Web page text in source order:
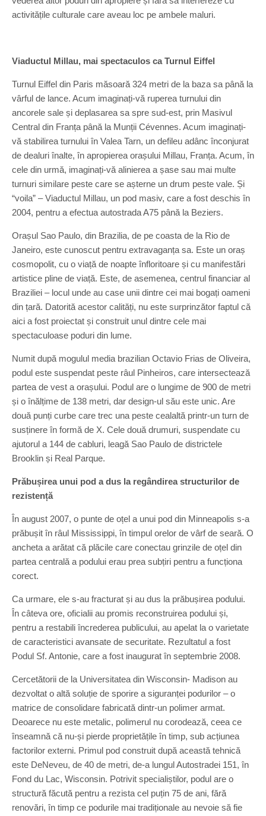
activitățile culturale care aveau loc pe ambele maluri.
Viaductul Millau, mai spectaculos ca Turnul Eiffel
Turnul Eiffel din Paris măsoară 324 metri de la baza sa până la
vârful de lance. Acum imaginați-vă ruperea turnului din
ancorele sale și deplasarea sa spre sud-est, prin Masivul
Central din Franța până la Munții Cévennes. Acum imaginați-
vă stabilirea turnului în Valea Tarn, un defileu adânc înconjurat
de dealuri înalte, în apropierea orașului Millau, Franța. Acum, în
cele din urmă, imaginați-vă alinierea a șase sau mai multe
turnuri similare peste care se așterne un drum peste vale. Și
“voila” – Viaductul Millau, un pod masiv, care a fost deschis în
2004, pentru a efectua autostrada A75 până la Beziers.
Orașul Sao Paulo, din Brazilia, de pe coasta de la Rio de
Janeiro, este cunoscut pentru extravaganța sa. Este un oraș
cosmopolit, cu o viață de noapte înfloritoare și cu manifestări
artistice pline de viață. Este, de asemenea, centrul financiar al
Braziliei – locul unde au case unii dintre cei mai bogați oameni
din țară. Datorită acestor calități, nu este surprinzător faptul că
aici a fost proiectat și construit unul dintre cele mai
spectaculoase poduri din lume.
Numit după mogulul media brazilian Octavio Frias de Oliveira,
podul este suspendat peste râul Pinheiros, care intersectează
partea de vest a orașului. Podul are o lungime de 900 de metri
și o înălțime de 138 metri, dar design-ul său este unic. Are
două punți curbe care trec una peste cealaltă printr-un turn de
susținere în formă de X. Cele două drumuri, suspendate cu
ajutorul a 144 de cabluri, leagă Sao Paulo de districtele
Brooklin și Real Parque.
Prăbușirea unui pod a dus la regândirea structurilor de
rezistență
În august 2007, o punte de oțel a unui pod din Minneapolis s-a
prăbușit în râul Mississippi, în timpul orelor de vârf de seară. O
ancheta a arătat că plăcile care conectau grinzile de oțel din
partea centrală a podului erau prea subțiri pentru a funcționa
corect.
Ca urmare, ele s-au fracturat și au dus la prăbușirea podului.
În câteva ore, oficialii au promis reconstruirea podului și,
pentru a restabili încrederea publicului, au apelat la o varietate
de caracteristici avansate de securitate. Rezultatul a fost
Podul Sf. Antonie, care a fost inaugurat în septembrie 2008.
Cercetătorii de la Universitatea din Wisconsin- Madison au
dezvoltat o altă soluție de sporire a siguranței podurilor – o
matrice de consolidare fabricată dintr-un polimer armat.
Deoarece nu este metalic, polimerul nu corodează, ceea ce
înseamnă că nu-și pierde proprietățile în timp, sub acțiunea
factorilor externi. Primul pod construit după această tehnică
este DeNeveu, de 40 de metri, de-a lungul Autostradei 151, în
Fond du Lac, Wisconsin. Potrivit specialiștilor, podul are o
structură făcută pentru a rezista cel puțin 75 de ani, fără
renovări, în timp ce podurile mai tradiționale au nevoie să fie